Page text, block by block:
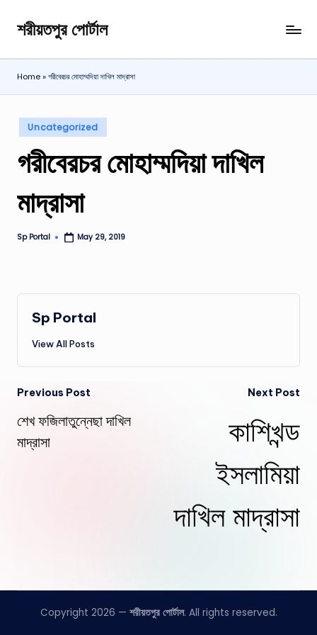
Skip
content
শরীয়তপুর পোর্টাল
শরীয়তপুর
জেলা
বিষয়ক
পোর্টাল
Home»গরীবেরচর মোহাম্মদিয়া দাখিল মাদ্রাসা
Posted
in
Uncategorized
গরীবেরচর মোহাম্মদিয়া দাখিল
মাদ্রাসা
Posted
Sp Portal May 29, 2019
Sp Portal
View All Posts
Post
navigation
Previous Post
শেখ ফজিলাতুন্নেছা দাখিল
মাদ্রাসা
Next Post
কাশিখন্ড
ইসলামিয়া
দাখিল মাদ্রাসা
Copyright 2026 — শরীয়তপুর পোর্টাল. All rights reserved.